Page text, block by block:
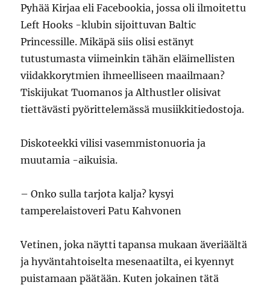
Pyhää Kirjaa eli Facebookia, jossa oli ilmoitettu
Left Hooks -klubin sijoittuvan Baltic
Princessille. Mikäpä siis olisi estänyt
tutustumasta viimeinkin tähän eläimellisten
viidakkorytmien ihmeelliseen maailmaan?
Tiskijukat Tuomanos ja Althustler olisivat
tiettävästi pyörittelemässä musiikkitiedostoja.
Diskoteekki vilisi vasemmistonuoria ja
muutamia -aikuisia.
– Onko sulla tarjota kalja? kysyi
tamperelaistoveri Patu Kahvonen
Vetinen, joka näytti tapansa mukaan äveriäältä
ja hyväntahtoiselta mesenaatilta, ei kyennyt
puistamaan päätään. Kuten jokainen tätä